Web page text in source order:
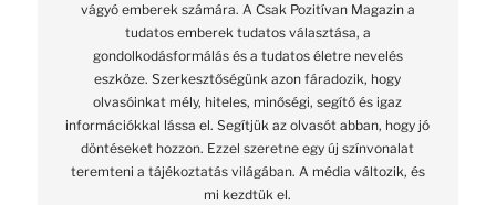
vágyó emberek számára. A Csak Pozitívan Magazin a
tudatos emberek tudatos választása, a
gondolkodásformálás és a tudatos életre nevelés
eszköze. Szerkesztőségünk azon fáradozik, hogy
olvasóinkat mély, hiteles, minőségi, segítő és igaz
információkkal lássa el. Segítjük az olvasót abban, hogy jó
döntéseket hozzon. Ezzel szeretne egy új színvonalat
teremteni a tájékoztatás világában. A média változik, és
mi kezdtük el.